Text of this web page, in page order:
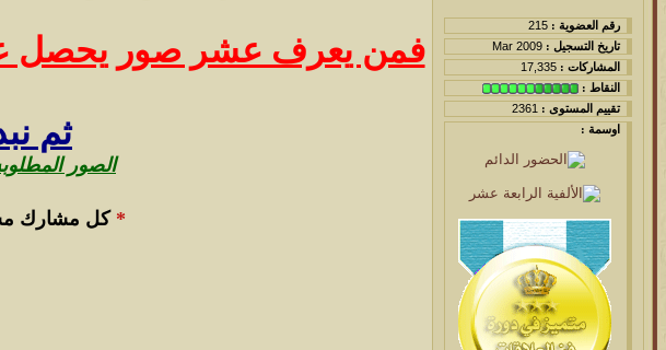
رقم العضوية : 215
تاريخ التسجيل : Mar 2009
المشاركات : 17,335
النقاط :
تقييم المستوى : 2361
اوسمة :
ثم
الصور
*كل مشارك